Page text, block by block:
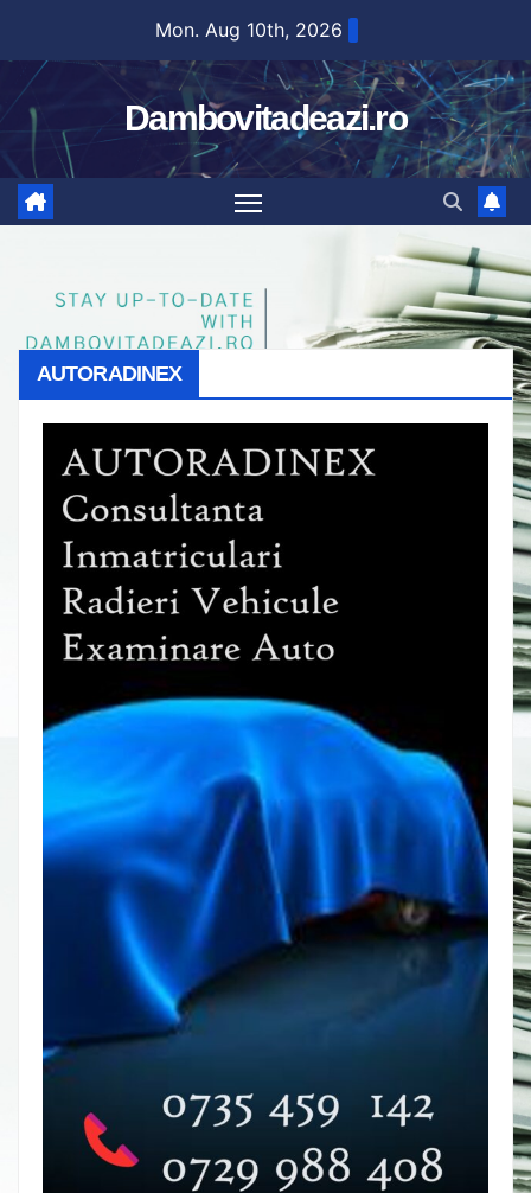
content
Mon. Aug 10th, 2026
Dambovitadeazi.ro
AUTORADINEX